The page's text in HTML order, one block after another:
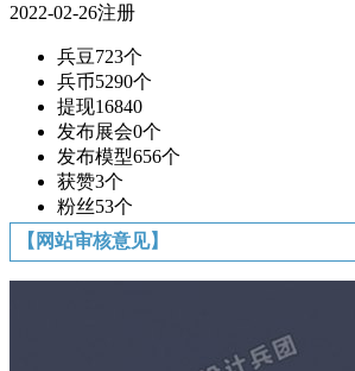
2022-02-26注册
兵豆723个
兵币5290个
提现16840
发布展会0个
发布模型656个
获赞3个
粉丝53个
【网站审核意见】